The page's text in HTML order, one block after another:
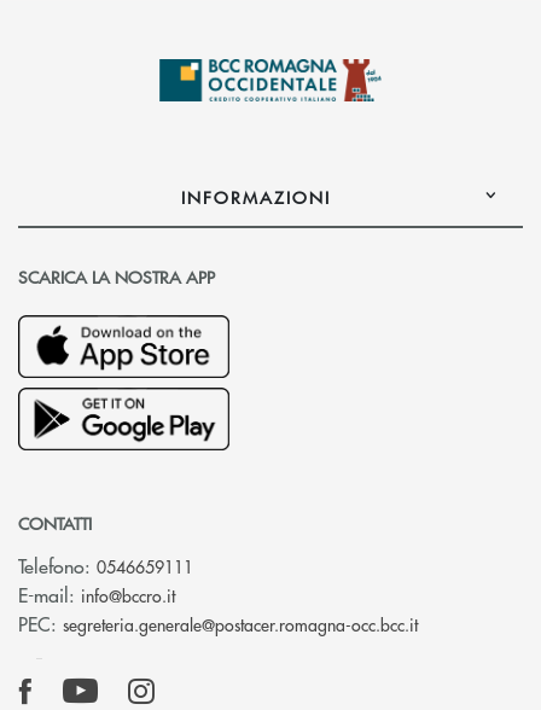
INFORMAZIONI
SCARICA LA NOSTRA APP
CONTATTI
Telefono: 0546659111
E-mail: info@bccro.it(si apre l’app di posta elettronica)
PEC: segreteria.generale@postacer.romagna-occ.bcc.it(si apre l’app